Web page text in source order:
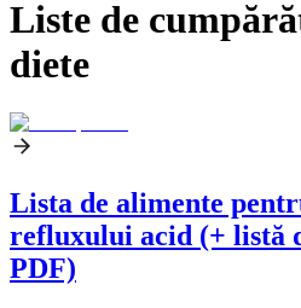
Liste de
diete
Lista de alimente
refluxului acid (+ listă
PDF)